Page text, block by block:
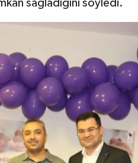
sağladığını söyledi.